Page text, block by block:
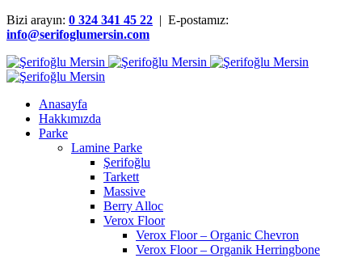
Bizi arayın: 0 324 341 45 22 | E-postamız:
info@serifoglumersin.com
Anasayfa
Hakkımızda
Parke
Lamine Parke
Şerifoğlu
Tarkett
Massive
Berry Alloc
Verox Floor
Verox Floor – Organic Chevron
Verox Floor – Organik Herringbone